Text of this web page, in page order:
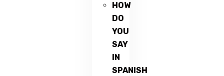
HOW
DO
YOU
SAY
IN
SPANISH